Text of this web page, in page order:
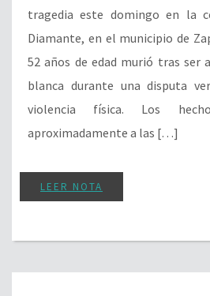
tragedia este domingo en la
Diamante, en el municipio de
52 años de edad murió tras ser
blanca durante una disputa
violencia física. Los
aproximadamente a las […]
LEER NOTA